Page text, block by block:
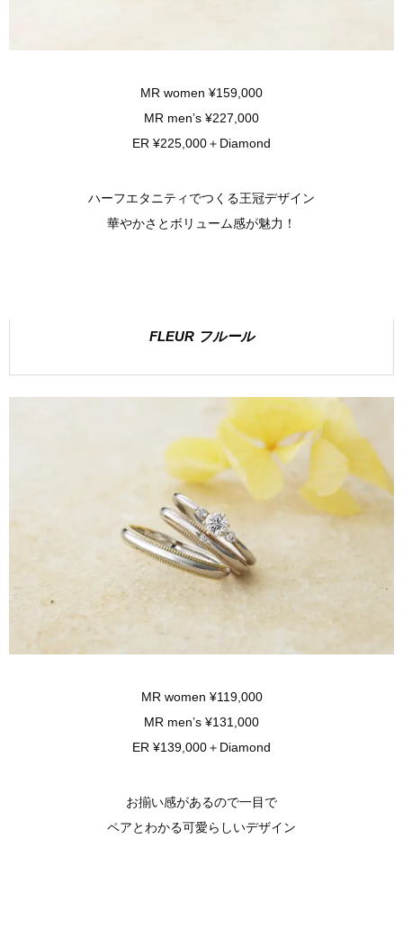
MR women ¥159,000
MR men’s ¥227,000
ER ¥225,000＋Diamond
ハーフエタニティでつくる王冠デザイン
華やかさとボリューム感が魅力！
FLEUR フルール
MR women ¥119,000
MR men’s ¥131,000
ER ¥139,000＋Diamond
お揃い感があるので一目で
ペアとわかる可愛らしいデザイン